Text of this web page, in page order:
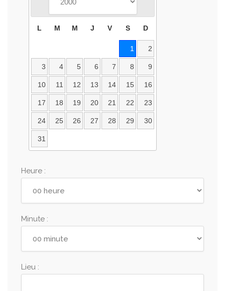
L M M J V S D
1 2
3 4 5 6 7 8 9
10 11 12 13 14 15 16
17 18 19 20 21 22 23
24 25 26 27 28 29 30
31
Heure :
Minute :
Lieu :